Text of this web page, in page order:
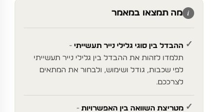
מה תמצאו במאמר
✓ ההבדל בין סוגי גלילי נייר תעשייתי
תלמדו לזהות את ההבדל בין גלילי נייר תעשייתי
לפי שכבות, גודל ושימוש, ולבחור את המתאים
לצרככם.
✓ מטריצת השוואה בין האפשרויות